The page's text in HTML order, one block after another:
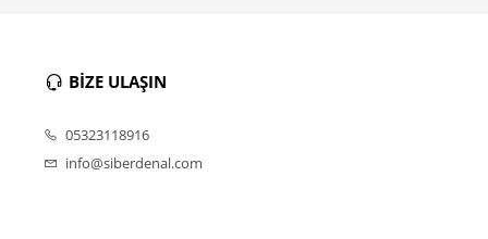
BİZE ULAŞIN
05323118916
info@siberdenal.com